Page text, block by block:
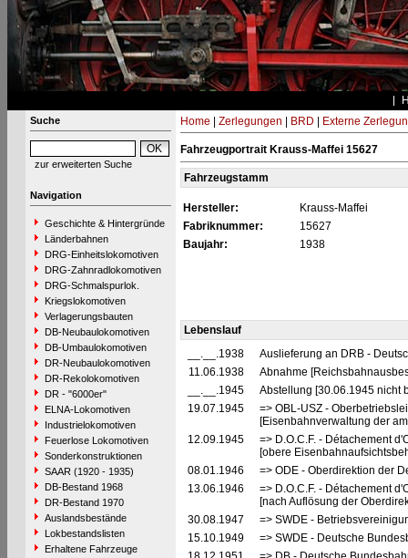
Suche
zur erweiterten Suche
Navigation
Geschichte & Hintergründe
Länderbahnen
DRG-Einheitslokomotiven
DRG-Zahnradlokomotiven
DRG-Schmalspurlok.
Kriegslokomotiven
Verlagerungsbauten
DB-Neubaulokomotiven
DB-Umbaulokomotiven
DR-Neubaulokomotiven
DR-Rekolokomotiven
DR - "6000er"
ELNA-Lokomotiven
Industrielokomotiven
Feuerlose Lokomotiven
Sonderkonstruktionen
SAAR (1920 - 1935)
DB-Bestand 1968
DR-Bestand 1970
Auslandsbestände
Lokbestandslisten
Erhaltene Fahrzeuge
Home Zerlegungen BRD Externe
Fahrzeugportrait Krauss-Maffei 15627
Fahrzeugstamm
Hersteller:
Krauss-Maffei
Fabriknummer:
15627
Baujahr:
1938
Lebenslauf
__.__.1938
Auslieferung an DRB -
11.06.1938
Abnahme
__.__.1945
Abstellung [30.06.1945 nicht
19.07.1945
=> OBL-USZ -
[Eisenbahnverwaltung der
12.09.1945
=> D.O.C.F. - Détachement
[obere
08.01.1946
=> ODE - Oberdirektion der
13.06.1946
=> D.O.C.F. - Détachement
[nach Auflösung der
30.08.1947
=> SWDE -
15.10.1949
=> SWDE - Deutsche